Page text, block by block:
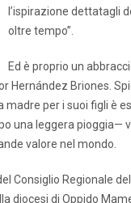
l’ispirazione dettatagli
oltre tempo”.
Ed è proprio un
Hernández Briones.
per i suoi figli è
una leggera pioggia—
valore nel mondo.
Consiglio Regionale
diocesi di Oppido